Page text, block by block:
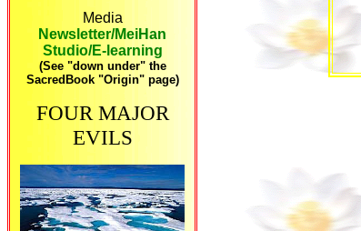
Media
Newsletter/MeiHan
Studio/E-learning
(See "down under" the
SacredBook "Origin" page)
FOUR MAJOR
EVILS